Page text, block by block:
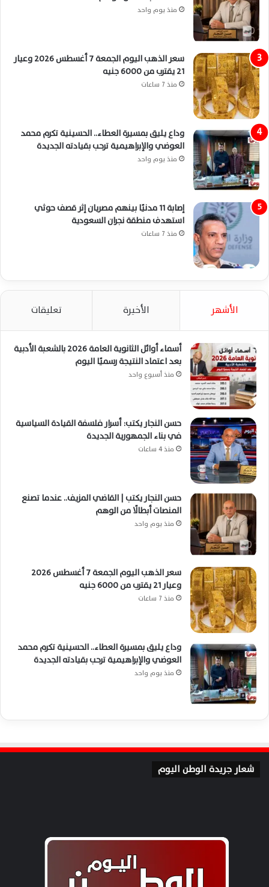
منذ يوم واحد
سعر الذهب اليوم الجمعة 7 أغسطس 2026 وعيار
21 يقترب من 6000 جنيه
منذ 7 ساعات
وداع يليق بمسيرة العطاء.. الحسينية تكرم محمد
العوضي والإبراهيمية ترحب بقيادته الجديدة
منذ يوم واحد
إصابة 11 مدنيًا بينهم مصريان إثر قصف حوثي
استهدف منطقة نجران السعودية
منذ 7 ساعات
الأشهر الأخيرة تعليقات
أسماء أوائل الثانوية العامة 2026 بالشعبة الأدبية
بعد اعتماد النتيجة رسميًا اليوم
منذ أسبوع واحد
حسن النجار يكتب: أسرار فلسفة القيادة السياسية
في بناء الجمهورية الجديدة
منذ 4 ساعات
حسن النجار يكتب | القاضي المزيف.. عندما تصنع
المنصات أبطالًا من الوهم
منذ يوم واحد
سعر الذهب اليوم الجمعة 7 أغسطس 2026
وعيار 21 يقترب من 6000 جنيه
منذ 7 ساعات
وداع يليق بمسيرة العطاء.. الحسينية تكرم محمد
العوضي والإبراهيمية ترحب بقيادته الجديدة
منذ يوم واحد
شعار جريدة الوطن اليوم